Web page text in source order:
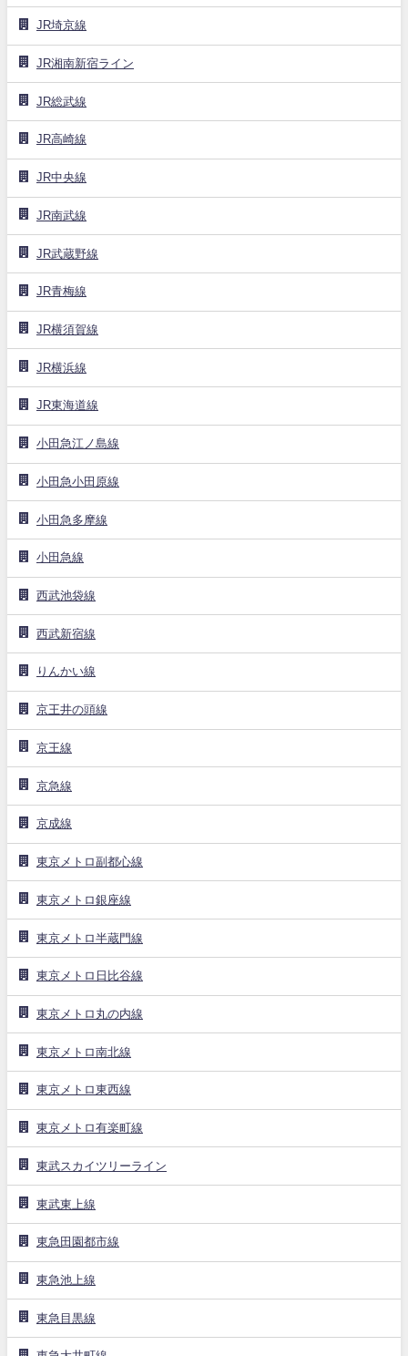
JR埼京線
JR湘南新宿ライン
JR総武線
JR高崎線
JR中央線
JR南武線
JR武蔵野線
JR青梅線
JR横須賀線
JR横浜線
JR東海道線
小田急江ノ島線
小田急小田原線
小田急多摩線
小田急線
西武池袋線
西武新宿線
りんかい線
京王井の頭線
京王線
京急線
京成線
東京メトロ副都心線
東京メトロ銀座線
東京メトロ半蔵門線
東京メトロ日比谷線
東京メトロ丸の内線
東京メトロ南北線
東京メトロ東西線
東京メトロ有楽町線
東武スカイツリーライン
東武東上線
東急田園都市線
東急池上線
東急目黒線